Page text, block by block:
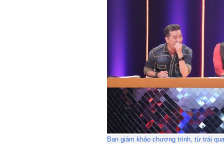
Ban giám khảo chương trình, từ trái